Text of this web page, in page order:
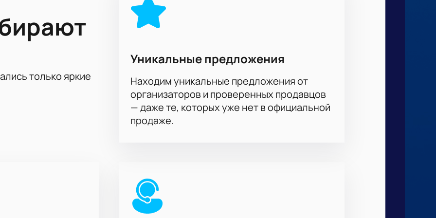
для прохода
матча, продолжительность мероприятия и задать вопросы можно по телефону,
выбрать места и оформить заказ заранее.
только яркие
Уникальные предложения
Находим уникальные предложения от
организаторов и проверенных продавцов
— даже те, которых уже нет в официальной
продаже.